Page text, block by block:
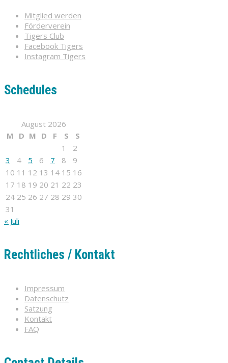
Mitglied werden
Förderverein
Tigers Club
Facebook Tigers
Instagram Tigers
Schedules
August 2026
M D M D F S
S
1
2
3
4 5 6 7 8
9
10 11 12 13 14 15 16
17 18 19 20 21 22 23
24 25 26 27 28 29 30
31
« Juli
Rechtliches / Kontakt
Impressum
Datenschutz
Satzung
Kontakt
FAQ